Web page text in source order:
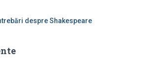
despre Shakespeare